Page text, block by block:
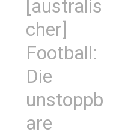
[australis
cher]
Football:
Die
unstoppb
are